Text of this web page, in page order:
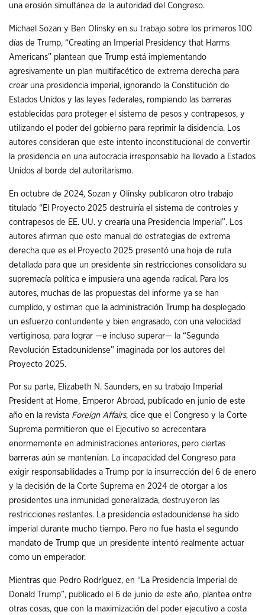
una erosión simultánea de la autoridad del Congreso.
Michael Sozan y Ben Olinsky en su trabajo sobre los primeros 100
días de Trump, “Creating an Imperial Presidency that Harms
Americans” plantean que Trump está implementando
agresivamente un plan multifacético de extrema derecha para
crear una presidencia imperial, ignorando la Constitución de
Estados Unidos y las leyes federales, rompiendo las barreras
establecidas para proteger el sistema de pesos y contrapesos, y
utilizando el poder del gobierno para reprimir la disidencia. Los
autores consideran que este intento inconstitucional de convertir
la presidencia en una autocracia irresponsable ha llevado a Estados
Unidos al borde del autoritarismo.
En octubre de 2024, Sozan y Olinsky publicaron otro trabajo
titulado “El Proyecto 2025 destruiría el sistema de controles y
contrapesos de EE. UU. y crearía una Presidencia Imperial”. Los
autores afirman que este manual de estrategias de extrema
derecha que es el Proyecto 2025 presentó una hoja de ruta
detallada para que un presidente sin restricciones consolidara su
supremacía política e impusiera una agenda radical. Para los
autores, muchas de las propuestas del informe ya se han
cumplido, y estiman que la administración Trump ha desplegado
un esfuerzo contundente y bien engrasado, con una velocidad
vertiginosa, para lograr —e incluso superar— la “Segunda
Revolución Estadounidense” imaginada por los autores del
Proyecto 2025.
Por su parte, Elizabeth N. Saunders, en su trabajo Imperial
President at Home, Emperor Abroad, publicado en junio de este
año en la revista Foreign Affairs, dice que el Congreso y la Corte
Suprema permitieron que el Ejecutivo se acrecentara
enormemente en administraciones anteriores, pero ciertas
barreras aún se mantenían. La incapacidad del Congreso para
exigir responsabilidades a Trump por la insurrección del 6 de enero
y la decisión de la Corte Suprema en 2024 de otorgar a los
presidentes una inmunidad generalizada, destruyeron las
restricciones restantes. La presidencia estadounidense ha sido
imperial durante mucho tiempo. Pero no fue hasta el segundo
mandato de Trump que un presidente intentó realmente actuar
como un emperador.
Mientras que Pedro Rodríguez, en “La Presidencia Imperial de
Donald Trump”, publicado el 6 de junio de este año, plantea entre
otras cosas, que con la maximización del poder ejecutivo a costa